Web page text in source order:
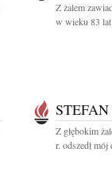
Z żalem
w wieku 83
Z głębokim
r. odszedł